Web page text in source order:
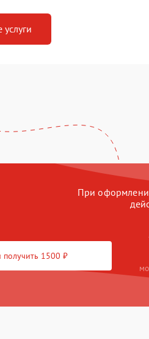
услуги
При
получить 1500 ₽